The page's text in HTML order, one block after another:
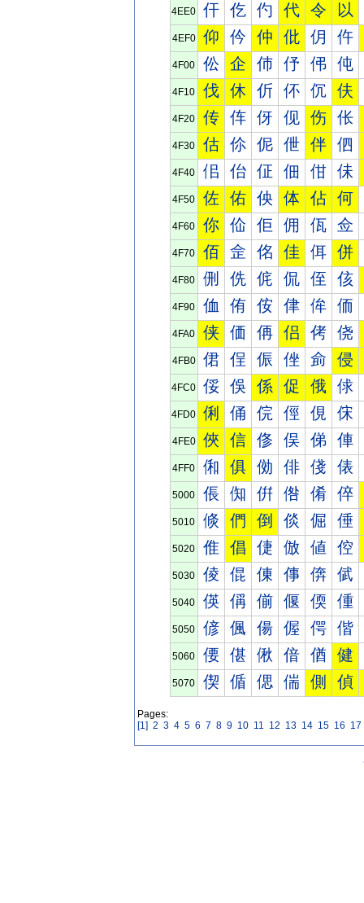
4EE0 仠 仡 仢 代 令 以
4EF0 仰 仱 仲 仳 仴 仵
4F00 伀 企 伂 伃 伄 伅
4F10 伐 休 伒 伓 伔 伕
4F20 传 伡 伢 伣 伤 伥
4F30 估 伱 伲 伳 伴 伵
4F40 佀 佁 佂 佃 佄 佅
4F50 佐 佑 佒 体 佔 何
4F60 你 佡 佢 佣 佤 佥
4F70 佰 佱 佲 佳 佴 併
4F80 侀 侁 侂 侃 侄 侅
4F90 侐 侑 侒 侓 侔 侕
4FA0 侠 価 侢 侣 侤 侥
4FB0 侰 侱 侲 侳 侴 侵
4FC0 俀 俁 係 促 俄 俅
4FD0 俐 俑 俒 俓 俔 俕
4FE0 俠 信 俢 俣 俤 俥
4FF0 俰 俱 俲 俳 俴 俵
5000 倀 倁 倂 倃 倄 倅
5010 倐 們 倒 倓 倔 倕
5020 倠 倡 倢 倣 値 倥
5030 倰 倱 倲 倳 倴 倵
5040 偀 偁 偂 偃 偄 偅
5050 偐 偑 偒 偓 偔 偕
5060 偠 偡 偢 偣 偤 健
5070 偰 偱 偲 偳 側 偵
Pages:
[1] 2 3 4 5 6 7 8 9 10 11 12 13 14 15 16 17